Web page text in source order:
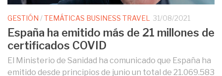
GESTIÓN /TEMÁTICAS BUSINESS TRAVEL 31/08/2021
España ha emitido más de 21 millones de
certificados COVID
El Ministerio de Sanidad ha comunicado que España ha
emitido desde principios de junio un total de 21.069.583